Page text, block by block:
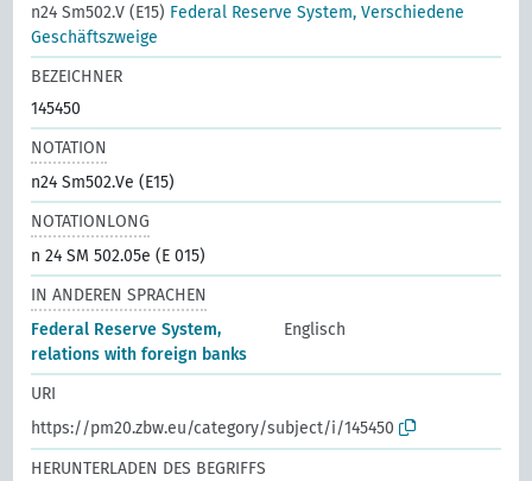
n24 Sm502.V (E15) Federal Reserve System, Verschiedene
Geschäftszweige
BEZEICHNER
145450
NOTATION
n24 Sm502.Ve (E15)
NOTATIONLONG
n 24 SM 502.05e (E 015)
IN ANDEREN SPRACHEN
Federal Reserve System,
relations with foreign banks
Englisch
URI
https://pm20.zbw.eu/category/subject/i/145450
HERUNTERLADEN DES BEGRIFFS